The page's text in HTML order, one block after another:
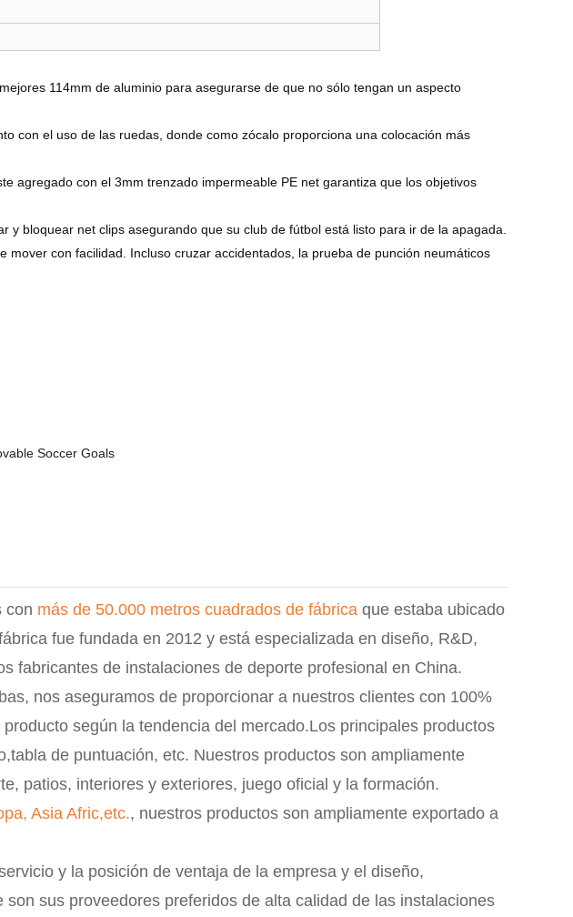
114mm de aluminio para asegurarse de que no sólo tengan un aspecto
con el uso de las ruedas, donde como zócalo proporciona una colocación más
agregado con el 3mm trenzado impermeable PE net garantiza que los objetivos
bloquear net clips asegurando que su club de fútbol está listo para ir de la apagada.
con facilidad. Incluso cruzar accidentados, la prueba de punción neumáticos
con más de 50.000 metros cuadrados de fábrica que estaba ubicado
fue fundada en 2012 y está especializada en diseño, R&D,
fabricantes de instalaciones de deporte profesional en China.
nos aseguramos de proporcionar a nuestros clientes con 100%
según la tendencia del mercado.Los principales productos
de puntuación, etc. Nuestros productos son ampliamente
patios, interiores y exteriores, juego oficial y la formación.
Asia Afric,etc., nuestros productos son ampliamente exportado a
y la posición de ventaja de la empresa y el diseño,
sus proveedores preferidos de alta calidad de las instalaciones